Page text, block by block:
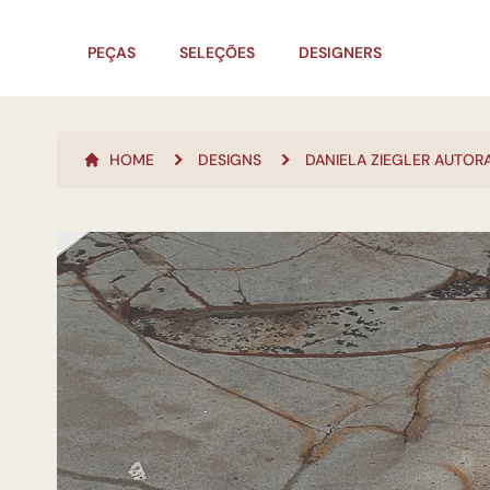
PEÇAS SELEÇÕES DESIGNERS
HOME DESIGNS DANIELA ZIEGLER